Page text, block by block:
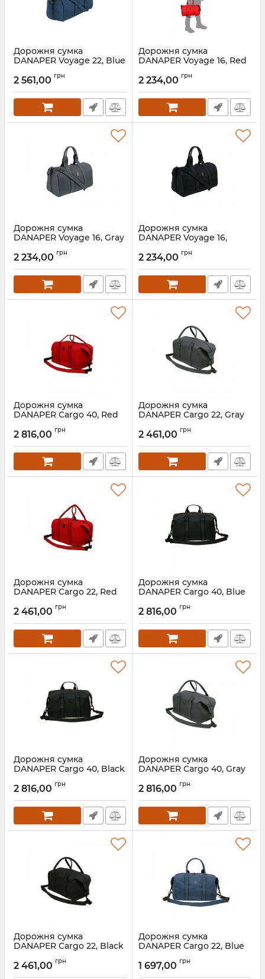
Дорожня сумка
DANAPER Voyage 22, Blue
2 561,00 грн
Дорожня сумка
DANAPER Voyage 16, Red
2 234,00 грн
Дорожня сумка
DANAPER Voyage 16, Gray
2 234,00 грн
Дорожня сумка
DANAPER Voyage 16,
2 234,00 грн
Дорожня сумка
DANAPER Cargo 40, Red
2 816,00 грн
Дорожня сумка
DANAPER Cargo 22, Gray
2 461,00 грн
Дорожня сумка
DANAPER Cargo 22, Red
2 461,00 грн
Дорожня сумка
DANAPER Cargo 40, Blue
2 816,00 грн
Дорожня сумка
DANAPER Cargo 40, Black
2 816,00 грн
Дорожня сумка
DANAPER Cargo 40, Gray
2 816,00 грн
Дорожня сумка
DANAPER Cargo 22, Black
2 461,00 грн
Дорожня сумка
DANAPER Cargo 22, Blue
1 697,00 грн